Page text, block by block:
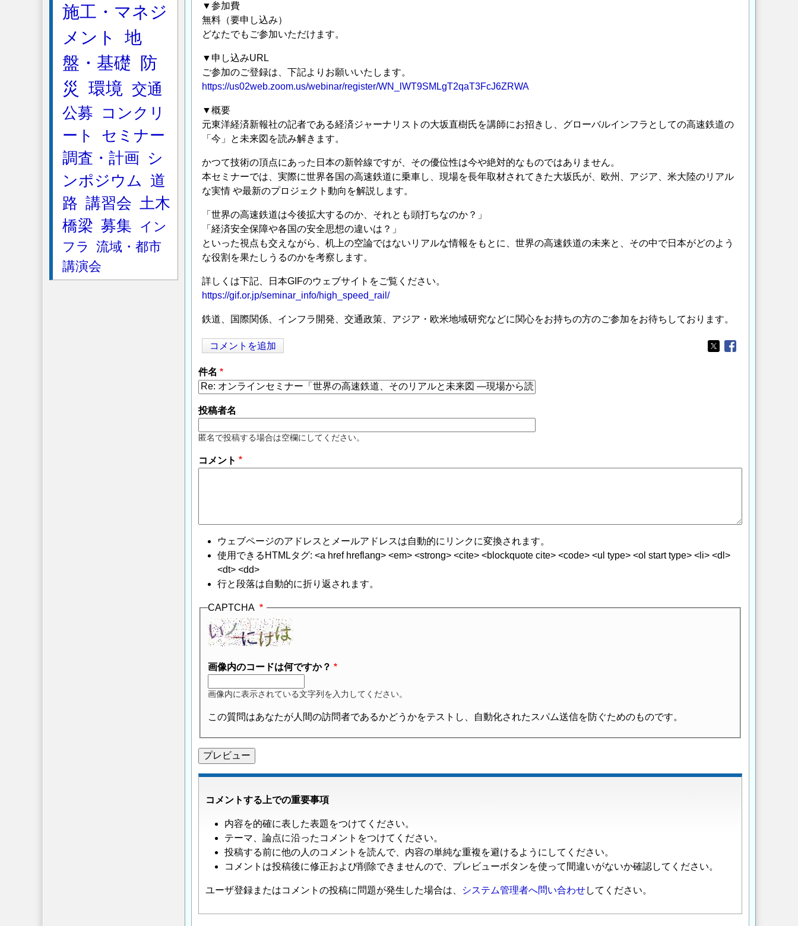
▼参加費
無料（要申し込み）
どなたでもご参加いただけます。
▼申し込みURL
ご参加のご登録は、下記よりお願いいたします。
https://us02web.zoom.us/webinar/register/WN_lWT9SMLgT2qaT3FcJ6ZRWA
▼概要
元東洋経済新報社の記者である経済ジャーナリストの大坂直樹氏を講師にお招きし、グローバルインフラとしての高速鉄道の
「今」と未来図を読み解きます。
かつて技術の頂点にあった日本の新幹線ですが、その優位性は今や絶対的なものではありません。
本セミナーでは、実際に世界各国の高速鉄道に乗車し、現場を長年取材されてきた大坂氏が、欧州、アジア、米大陸のリアル
な実情 や最新のプロジェクト動向を解説します。
「世界の高速鉄道は今後拡大するのか、それとも頭打ちなのか？」
「経済安全保障や各国の安全思想の違いは？」
といった視点も交えながら、机上の空論ではないリアルな情報をもとに、世界の高速鉄道の未来と、その中で日本がどのよう
な役割を果たしうるのかを考察します。
詳しくは下記、日本GIFのウェブサイトをご覧ください。
https://gif.or.jp/seminar_info/high_speed_rail/
鉄道、国際関係、インフラ開発、交通政策、アジア・欧米地域研究などに関心をお持ちの方のご参加をお待ちしております。
コメントを追加
Opens in a new
Opens in a new
件名
投稿者名
匿名で投稿する場合は空欄にしてください。
コメント
ウェブページのアドレスとメールアドレスは自動的にリンクに変換されます。
使用できるHTMLタグ: <a href hreflang> <em> <strong> <cite> <blockquote cite> <code> <ul type> <ol start type> <li> <dl>
<dt> <dd>
行と段落は自動的に折り返されます。
CAPTCHA
画像内のコードは何ですか？
画像内に表示されている文字列を入力してください。
この質問はあなたが人間の訪問者であるかどうかをテストし、自動化されたスパム送信を防ぐためのものです。
コメントする上での重要事項
内容を的確に表した表題をつけてください。
テーマ、論点に沿ったコメントをつけてください。
投稿する前に他の人のコメントを読んで、内容の単純な重複を避けるようにしてください。
コメントは投稿後に修正および削除できませんので、プレビューボタンを使って間違いがないか確認してください。
ユーザ登録またはコメントの投稿に問題が発生した場合は、 システム管理者へ問い合わせしてください。
施工・マネジ
メント
地
盤・基礎
防
災
環境 交通
公募
コンクリ
ート
セミナー
調査・計画
シ
ンポジウム 道
路 講習会 土木
橋梁 募集
イン
フラ
流域・都市
講演会